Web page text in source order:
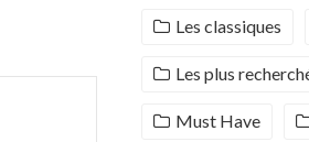
Les classiques
Les plus
Must Have